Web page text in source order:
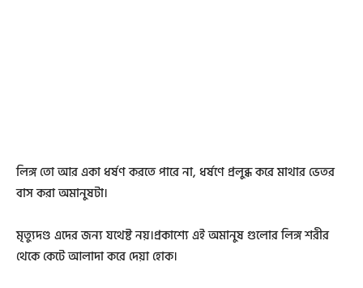
লিঙ্গ তো আর একা ধর্ষণ করতে পারে না, ধর্ষণে প্রলুব্ধ করে মাথার ভেতর
বাস করা অমানুষটা।
মৃত্যুদণ্ড এদের জন্য যথেষ্ট নয়।প্রকাশ্যে এই অমানুষ গুলোর লিঙ্গ শরীর
থেকে কেটে আলাদা করে দেয়া হোক।